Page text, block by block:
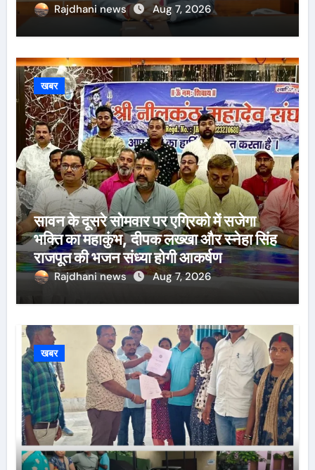
Rajdhani news Aug 7, 2026
खबर
सावन के दूसरे सोमवार पर एग्रिको में सजेगा
भक्ति का महाकुंभ, दीपक लख्खा और स्नेहा सिंह
राजपूत की भजन संध्या होगी आकर्षण
Rajdhani news Aug 7, 2026
खबर